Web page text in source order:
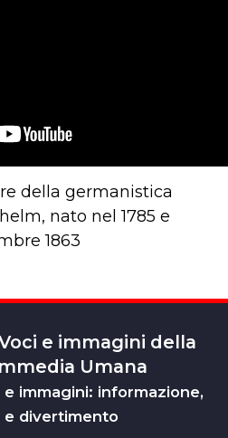
della germanistica
nato nel 1785 e
1863
e immagini della
Umana
immagini: informazione,
e divertimento